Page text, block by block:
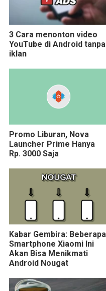
3 Cara menonton video
YouTube di Android tanpa
iklan
Promo Liburan, Nova
Launcher Prime Hanya
Rp. 3000 Saja
Kabar Gembira: Beberapa
Smartphone Xiaomi Ini
Akan Bisa Menikmati
Android Nougat